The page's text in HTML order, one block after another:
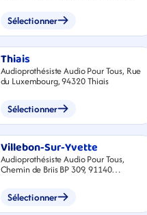
Sélectionner
Thiais
Audioprothésiste Audio Pour Tous, Rue
du Luxembourg, 94320 Thiais
Sélectionner
Villebon-Sur-Yvette
Audioprothésiste Audio Pour Tous,
Chemin de Briis BP 309, 91140
Sélectionner